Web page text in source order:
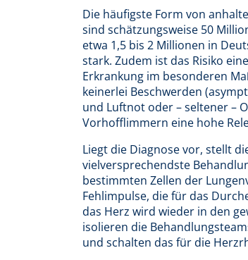
Die häufigste Form von
sind schätzungsweise 50
etwa 1,5 bis 2 Millionen in
stark. Zudem ist das Risiko
Erkrankung im besonderen
keinerlei Beschwerden
und Luftnot oder – seltener –
Vorhofflimmern eine hohe
Liegt die Diagnose vor, stellt
vielversprechendste
bestimmten Zellen der
Fehlimpulse, die für das
das Herz wird wieder in den
isolieren die
und schalten das für die